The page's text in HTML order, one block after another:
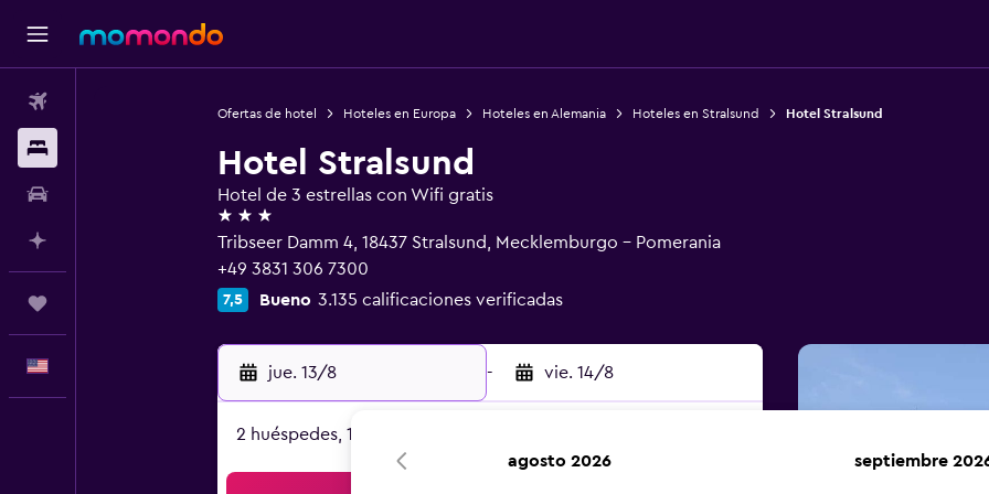
Ofertas de hotel Hoteles en Europa Hoteles en Alemania Hoteles en Stralsund Hotel Stralsund
Hotel Stralsund
Hotel de 3 estrellas con Wifi gratis
3 estrellas
Tribseer Damm 4, 18437 Stralsund, Mecklemburgo - Pomerania
+49 3831 306 7300
7,5 Bueno 3.135 calificaciones verificadas
jue. 13/8 - vie. 14/8
2 huéspedes, 1 habitación
agosto 2026 septiembre